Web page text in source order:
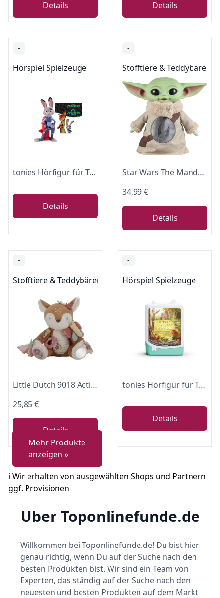
Details Details
-
Hörspiel Spielzeuge
tonies Hörfigur für Toniebox, Disney - Zoomania, Hörspiel für Kinder ab 6 Jahren, Spielzeit ca. 120 Minuten
Details
-
Stofftiere & Teddybären
Star Wars The Mandalorian & Grogu Knapp 28 cm große Grogu-Plüschfigur aus dem Film mit gesticktem Logo-Design auf der Brust, Kopf aus Vinyl sowie Körper und Händen aus weichem Plüsch, JKN43
34,99 €
Details
-
Stofftiere & Teddybären
Little Dutch 9018 Activity Plüschtier REH - Fairy Garden (25 cm)
25,85 €
Details
-
Hörspiel Spielzeuge
tonies Hörfigur für Toniebox, Book, Mädchen namens Willow 1. Einhorn kann jeder!, Hörspiel für Kinder ab 9 Jahren, Spielzeit ca. 215 Minuten
Details
Mehr Produkte
anzeigen »
ℹ️ Wir erhalten von ausgewählten Shops und Partnern
ggf. Provisionen
Über Toponlinefunde.de
Willkommen bei Toponlinefunde.de! Du bist hier
genau richtig, wenn Du auf der Suche nach den
besten Produkten bist. Wir sind ein Team von
Experten, das ständig auf der Suche nach den
neuesten und besten Produkten auf dem Markt